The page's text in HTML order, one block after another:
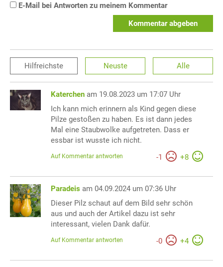
E-Mail bei Antworten zu meinem Kommentar
Kommentar abgeben
Hilfreichste Neuste Alle
Katerchen am 19.08.2023 um 17:07 Uhr
Ich kann mich erinnern als Kind gegen diese
Pilze gestoßen zu haben. Es ist dann jedes
Mal eine Staubwolke aufgetreten. Dass er
essbar ist wusste ich nicht.
-1 +8
Auf Kommentar antworten
Paradeis am 04.09.2024 um 07:36 Uhr
Dieser Pilz schaut auf dem Bild sehr schön
aus und auch der Artikel dazu ist sehr
interessant, vielen Dank dafür.
-0 +4
Auf Kommentar antworten